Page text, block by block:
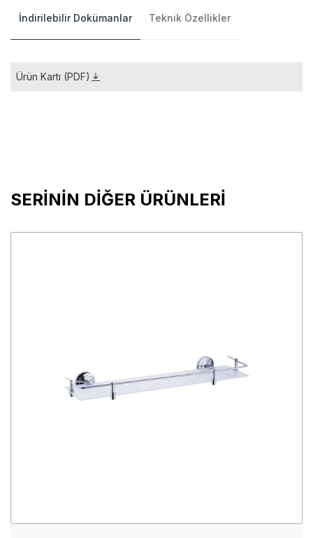
İndirilebilir Dokümanlar Teknik Özellikler
Ürün Kartı (PDF)
SERİNİN DİĞER ÜRÜNLERİ